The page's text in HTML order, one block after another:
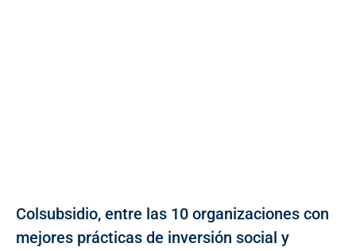
Colsubsidio, entre las 10 organizaciones con
mejores prácticas de inversión social y